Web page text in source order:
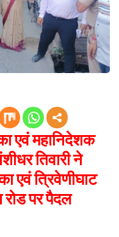
एवं महानिदेशक
तिवारी ने
एवं त्रिवेणीघाट
पर पैदल